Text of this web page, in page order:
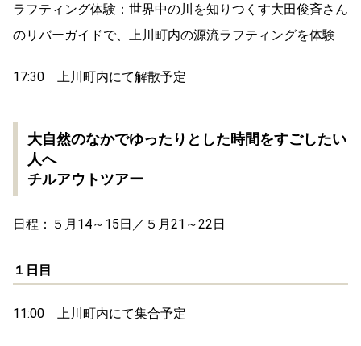
ラフティング体験：世界中の川を知りつくす大田俊斉さん
のリバーガイドで、上川町内の源流ラフティングを体験
17:30 上川町内にて解散予定
大自然のなかでゆったりとした時間をすごしたい
人へ
チルアウトツアー
日程：５月14～15日／５月21～22日
１日目
11:00 上川町内にて集合予定